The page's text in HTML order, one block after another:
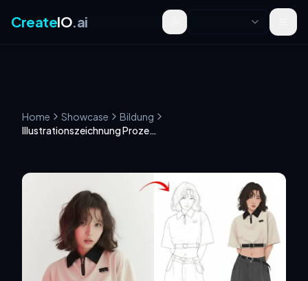
CreateIO.ai Toggle theme
Home Showcase
Bildung
Illustrationszeichnung Prozess Vier-Panel